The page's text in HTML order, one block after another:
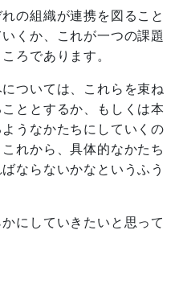
の組織が連携を図ること
くか、これが一つの課題
ろであります。
ついては、これらを束ね
ととするか、もしくは本
うなかたちにしていくの
れから、具体的なかたち
ならないかなというふう
にしていきたいと思って